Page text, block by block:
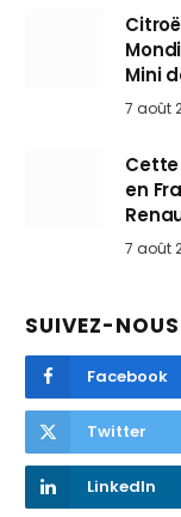
Mini
7 août
en
7 août
SUIVEZ-NOUS
Facebook
Twitter
LinkedIn